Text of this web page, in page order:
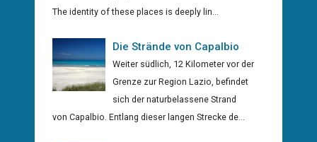
The identity of these places is deeply lin...
Die Strände von Capalbio
Weiter südlich, 12 Kilometer vor der
Grenze zur Region Lazio, befindet
sich der naturbelassene Strand
von Capalbio. Entlang dieser langen Strecke de...